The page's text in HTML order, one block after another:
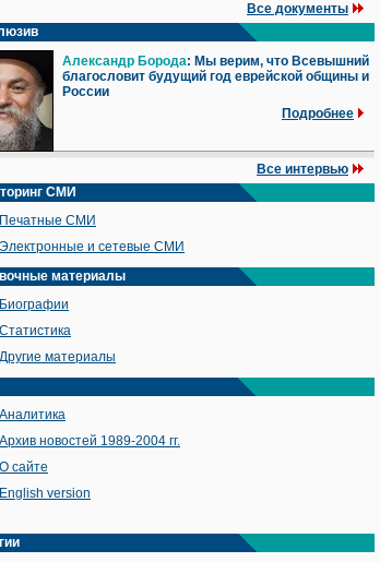
Все документы
Александр Борода: Мы верим, что Всевышний
благословит будущий год еврейской общины и
России
Подробнее
Все интервью
СМИ
Печатные СМИ
Электронные и сетевые СМИ
материалы
Биографии
Статистика
Другие материалы
Аналитика
Архив новостей 1989-2004 гг.
О сайте
English version